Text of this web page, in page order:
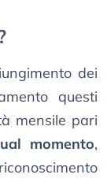
dei
questi
mensile pari
momento,